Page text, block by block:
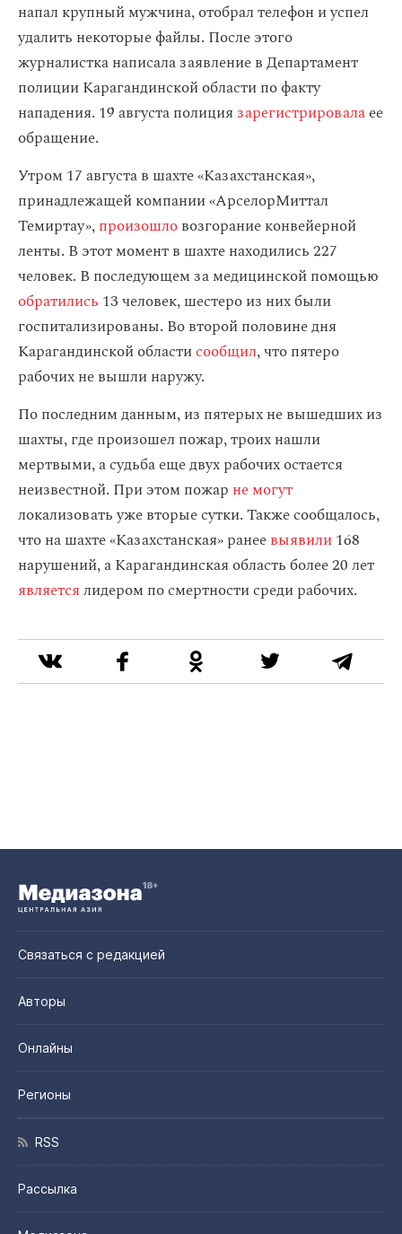
напал крупный мужчина, отобрал телефон и успел
удалить некоторые файлы. После этого
журналистка написала заявление в Департамент
полиции Карагандинской области по факту
нападения. 19 августа полиция зарегистрировалаее
обращение.
Утром 17 августа в шахте «Казахстанская»,
принадлежащей компании «АрселорМиттал
Темиртау»,произошловозгорание конвейерной
ленты. В этот момент в шахте находились 227
человек. В последующем за медицинской помощью
обратились 13 человек, шестеро из них были
госпитализированы. Во второй половине дня
Карагандинской областисообщил, что пятеро
рабочих не вышли наружу.
По последним данным, из пятерых не вышедших из
шахты, где произошел пожар, троих нашли
мертвыми, а судьба еще двух рабочих остается
неизвестной. При этом пожар не могут
локализовать уже вторые сутки. Также сообщалось,
что на шахте «Казахстанская» ранеевыявили168
нарушений, а Карагандинская область более 20 лет
являетсялидером по смертности среди рабочих.
Связаться с редакцией
Авторы
Онлайны
Регионы
RSS
Рассылка